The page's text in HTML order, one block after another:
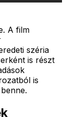
A film
széria
is részt
is